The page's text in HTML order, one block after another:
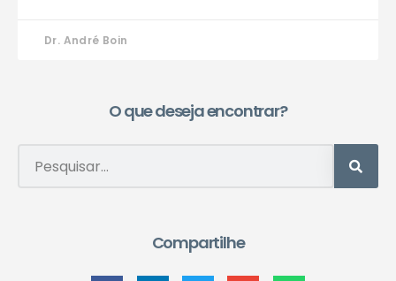
Dr. André Boin
O que deseja encontrar?
Compartilhe